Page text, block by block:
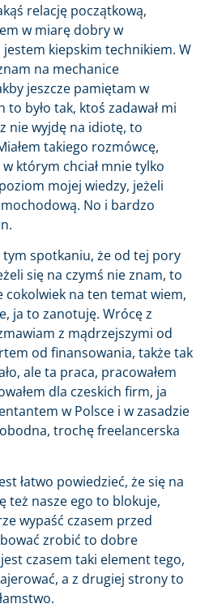
relację początkową,
w miarę dobry w
kiepskim technikiem. W
na mechanice
jeszcze pamiętam w
było tak, ktoś zadawał mi
nie wyjdę na idiotę, to
takiego rozmówcę,
którym chciał mnie tylko
mojej wiedzy, jeżeli
No i bardzo
tym spotkaniu, że od tej pory
się na czymś nie znam, to
cokolwiek na ten temat wiem,
ja to zanotuję. Wrócę z
z mądrzejszymi od
od finansowania, także tak
ale ta praca, pracowałem
dla czeskich firm, ja
w Polsce i w zasadzie
trochę freelancerska
łatwo powiedzieć, że się na
też nasze ego to blokuje,
wypaść czasem przed
zrobić to dobre
czasem taki element tego,
a z drugiej strony to